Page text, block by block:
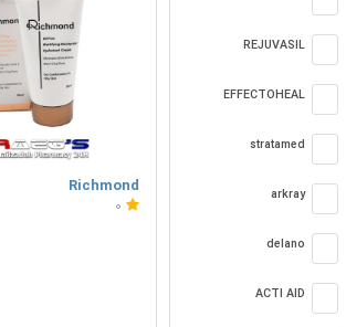
Richmond
0
REJUVASIL
EFFECTOHEAL
stratamed
arkray
delano
ACTI AID